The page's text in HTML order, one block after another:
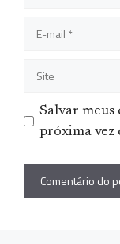
mail
Salvar meus
próxima vez